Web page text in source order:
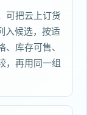
可把云上订货
入候选，按适
库存可售、
，再用同一组